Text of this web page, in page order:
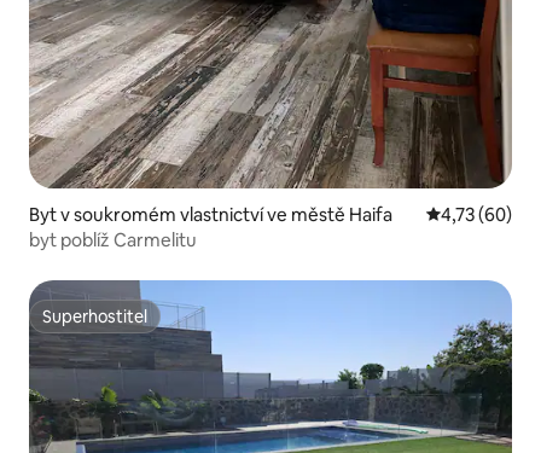
Byt v soukromém vlastnictví ve městě Haifa Průměrné
4,73 (60)
byt poblíž Carmelitu
Superhostitel
Superhostitel